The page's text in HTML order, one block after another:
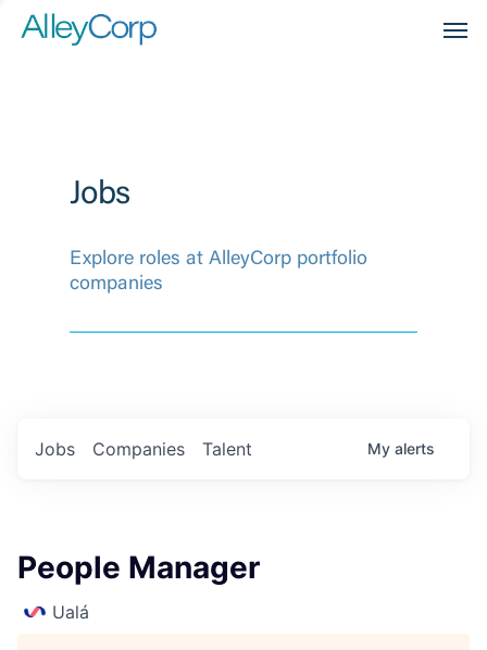
Jobs
Explore roles at AlleyCorp portfolio
companies
Jobs Companies Talent My alerts
People Manager
Ualá